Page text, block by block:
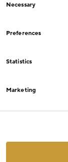
Selection
Necessary
Preferences
Statistics
Marketing